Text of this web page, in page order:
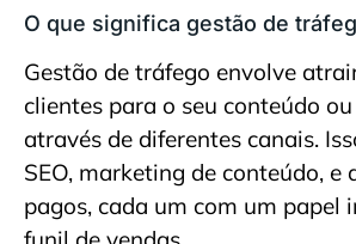
O que significa gestão de
Gestão de tráfego envolve
clientes para o seu conteúdo
através de diferentes canais.
SEO, marketing de conteúdo, e
pagos, cada um com um papel